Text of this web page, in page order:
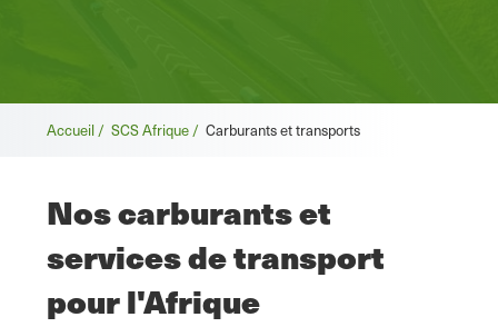
Fil
Accueil / SCS Afrique / Carburants et transports
Nos carburants et
services de transport
pour l'Afrique